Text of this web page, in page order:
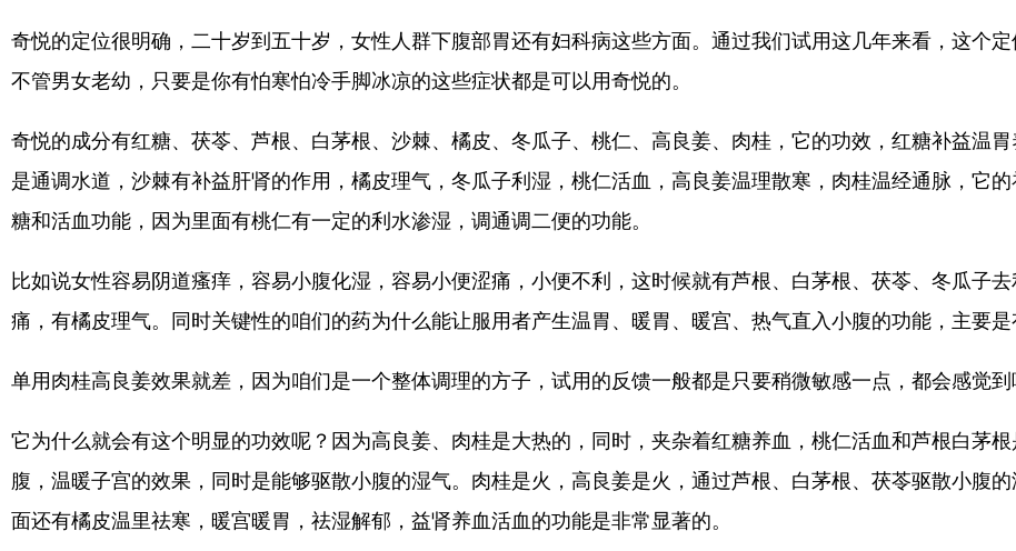
奇悦的定位很明确，二十岁到五十岁，女性人群下腹部胃还有妇科病这些方面。通过我们试用这几年来看，这个
不管男女老幼，只要是你有怕寒怕冷手脚冰凉的这些症状都是可以用奇悦的。
奇悦的成分有红糖、茯苓、芦根、白茅根、沙棘、橘皮、冬瓜子、桃仁、高良姜、肉桂，它的功效，红糖补益温
是通调水道，沙棘有补益肝肾的作用，橘皮理气，冬瓜子利湿，桃仁活血，高良姜温理散寒，肉桂温经通脉，它
糖和活血功能，因为里面有桃仁有一定的利水渗湿，调通调二便的功能。
比如说女性容易阴道瘙痒，容易小腹化湿，容易小便涩痛，小便不利，这时候就有芦根、白茅根、茯苓、冬瓜子
痛，有橘皮理气。同时关键性的咱们的药为什么能让服用者产生温胃、暖胃、暖宫、热气直入小腹的功能，主要是
单用肉桂高良姜效果就差，因为咱们是一个整体调理的方子，试用的反馈一般都是只要稍微敏感一点，都会感觉
它为什么就会有这个明显的功效呢？因为高良姜、肉桂是大热的，同时，夹杂着红糖养血，桃仁活血和芦根白茅
腹，温暖子宫的效果，同时是能够驱散小腹的湿气。肉桂是火，高良姜是火，通过芦根、白茅根、茯苓驱散小腹
面还有橘皮温里祛寒，暖宫暖胃，祛湿解郁，益肾养血活血的功能是非常显著的。